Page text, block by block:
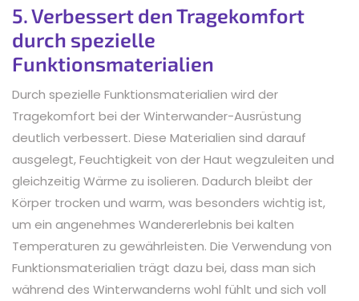
5. Verbessert den Tragekomfort
durch spezielle
Funktionsmaterialien
Durch spezielle Funktionsmaterialien wird der
Tragekomfort bei der Winterwander-Ausrüstung
deutlich verbessert. Diese Materialien sind darauf
ausgelegt, Feuchtigkeit von der Haut wegzuleiten und
gleichzeitig Wärme zu isolieren. Dadurch bleibt der
Körper trocken und warm, was besonders wichtig ist,
um ein angenehmes Wandererlebnis bei kalten
Temperaturen zu gewährleisten. Die Verwendung von
Funktionsmaterialien trägt dazu bei, dass man sich
während des Winterwanderns wohl fühlt und sich voll